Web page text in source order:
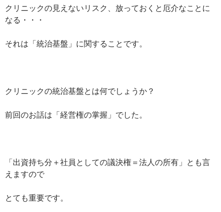
クリニックの見えないリスク、放っておくと厄介なことに
なる・・・
それは「統治基盤」に関することです。
クリニックの統治基盤とは何でしょうか？
前回のお話は「経営権の掌握」でした。
「出資持ち分＋社員としての議決権＝法人の所有」とも言
えますので
とても重要です。